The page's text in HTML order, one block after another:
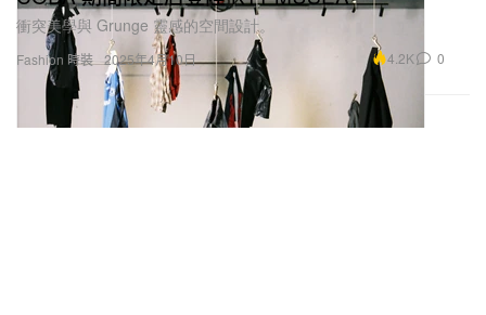
Fashion 時裝
衝突美學與 Grunge 靈感的空間設計。
2025年4月10日 4.2K 0